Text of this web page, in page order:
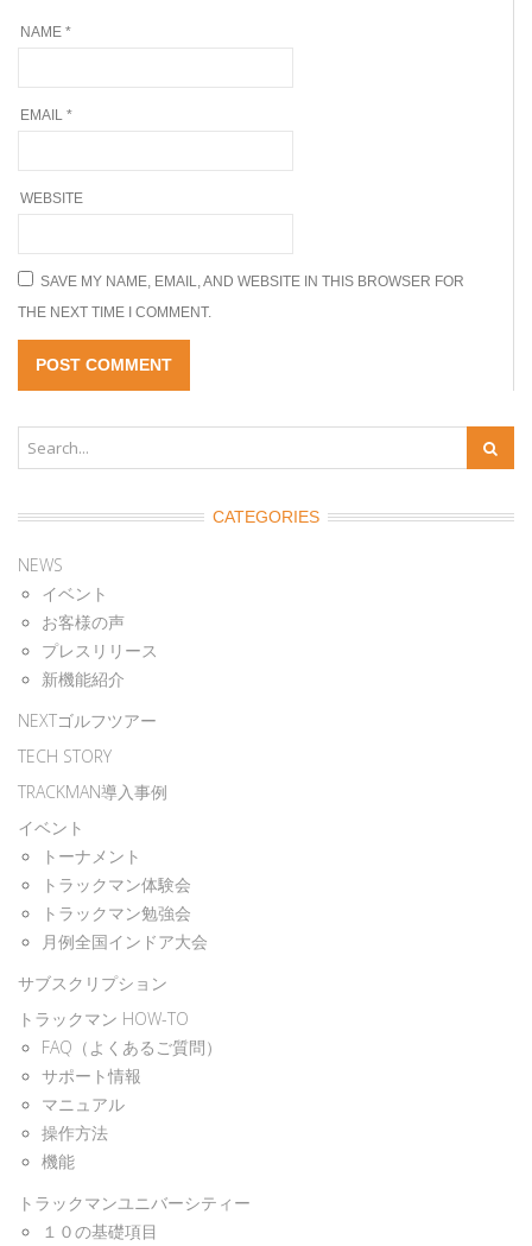
NAME *
EMAIL *
WEBSITE
SAVE MY NAME, EMAIL, AND WEBSITE IN THIS BROWSER FOR
THE NEXT TIME I COMMENT.
CATEGORIES
NEWS
イベント
お客様の声
プレスリリース
新機能紹介
NEXTゴルフツアー
TECH STORY
TRACKMAN導入事例
イベント
トーナメント
トラックマン体験会
トラックマン勉強会
月例全国インドア大会
サブスクリプション
トラックマン HOW-TO
FAQ（よくあるご質問）
サポート情報
マニュアル
操作方法
機能
トラックマンユニバーシティー
１０の基礎項目